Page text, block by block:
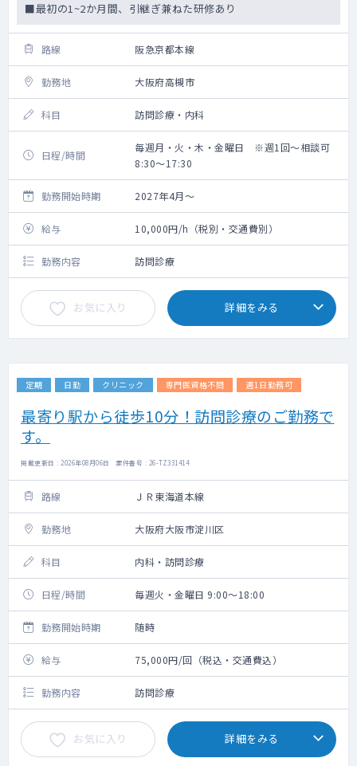
■最初の1~2か月間、引継ぎ兼ねた研修あり
路線 阪急京都本線
勤務地 大阪府高槻市
科目 訪問診療・内科
日程/時間
毎週月・火・木・金曜日 ※週1回～相談可
8:30～17:30
勤務開始時期 2027年4月～
給与 10,000円/h（税別・交通費別）
勤務内容 訪問診療
お気に入り 詳細をみる
定期 日勤 クリニック 専門医資格不問 週1日勤務可
最寄り駅から徒歩10分！訪問診療のご勤務で
す。
掲載更新日 : 2026年08月06日 案件番号 : 26-TZ331414
路線 ＪＲ東海道本線
勤務地 大阪府大阪市淀川区
科目 内科・訪問診療
日程/時間 毎週火・金曜日 9:00～18:00
勤務開始時期 随時
給与 75,000円/回（税込・交通費込）
勤務内容 訪問診療
お気に入り 詳細をみる